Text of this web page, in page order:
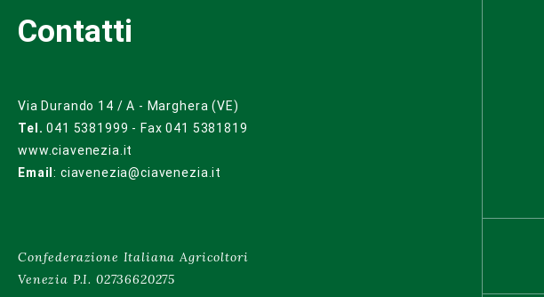
Contatti
Via Durando 14 / A - Marghera (VE)
Tel. 041 5381999 - Fax 041 5381819
www.ciavenezia.it
Email: ciavenezia@ciavenezia.it
Confederazione Italiana Agricoltori
Venezia P.I. 02736620275